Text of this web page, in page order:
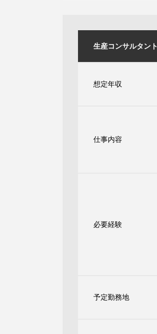
生産コンサルタン
想定年収
仕事内容
必要経験
予定勤務地